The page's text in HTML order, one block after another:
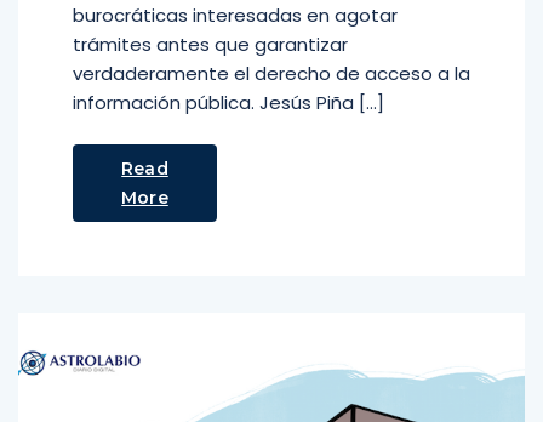
burocráticas interesadas en agotar
trámites antes que garantizar
verdaderamente el derecho de acceso a la
información pública. Jesús Piña […]
Read
More